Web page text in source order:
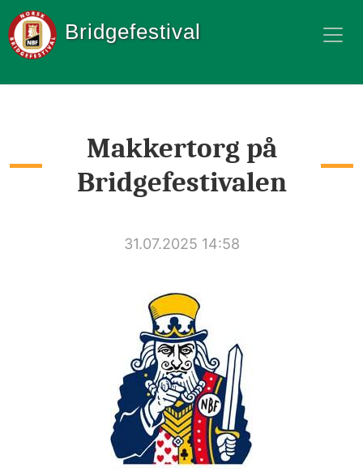
Bridgefestival
Makkertorg på
Bridgefestivalen
31.07.2025 14:58